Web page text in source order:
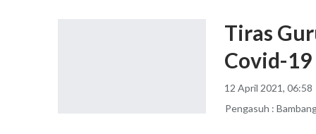
Tiras
Covid-19
12 April 2021, 06:58
Pengasuh :